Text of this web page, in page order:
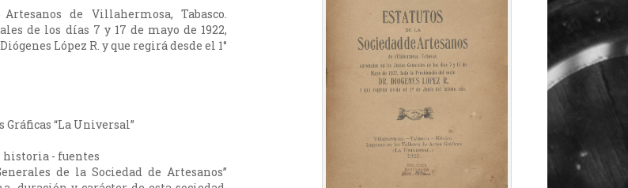
de Villahermosa, Tabasco.
de los días 7 y 17 de mayo de 1922,
López R. y que regirá desde el 1°
“La Universal”
historia - fuentes
de la Sociedad de Artesanos”